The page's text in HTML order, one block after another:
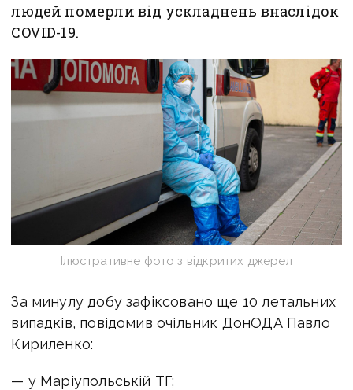
людей померли від ускладнень внаслідок
COVID-19.
Ілюстративне фото з відкритих джерел
За минулу добу зафіксовано ще 10 летальних
випадків, повідомив очільник ДонОДА Павло
Кириленко:
— у Маріупольській ТГ;